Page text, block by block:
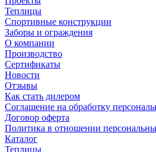
Теплицы
Спортивные конструкции
Заборы и ограждения
О компании
Производство
Сертификаты
Новости
Отзывы
Как стать дилером
Соглашение на обработку
Договор оферта
Политика в отношении
Каталог
Теплицы